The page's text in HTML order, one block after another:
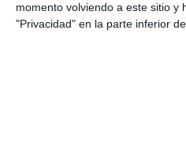
momento volviendo a este sitio y
"Privacidad" en la parte inferior